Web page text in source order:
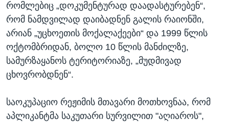
რომლებიც „დოკუმენტურად დაადასტურებენ“,
რომ ნამდვილად დაიბადნენ გალის რაიონში,
არიან „უცხოეთის მოქალაქეები“ და 1999 წლის
ოქტომბრიდან, ბოლო 10 წლის მანძილზე,
სამურზაყანოს ტერიტორიაზე, „მუდმივად
ცხოვრობდნენ“.
საოკუპაციო რეჟიმის მთავარი მოთხოვნაა, რომ
აპლიკანტმა საკუთარი სურვილით "აღიაროს",